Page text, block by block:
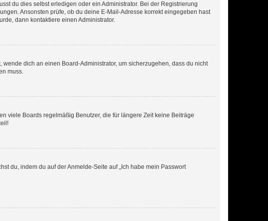
du dies selbst erledigen oder ein Administrator. Bei der Registrierung
Ansonsten prüfe, ob du deine E-Mail-Adresse korrekt eingegeben hast
dann kontaktiere einen Administrator.
dich an einen Board-Administrator, um sicherzugehen, dass du nicht
muss.
viele Boards regelmäßig Benutzer, die für längere Zeit keine Beiträge
du, indem du auf der Anmelde-Seite auf „Ich habe mein Passwort